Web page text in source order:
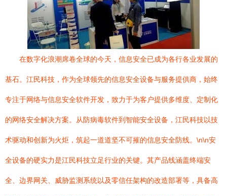
在数字化浪潮席卷全球的今天，信息安全已成为各行各业发展的
基石。江民科技，作为全球领先的信息安全设备与服务提供商，始终
专注于网络与信息安全软件开发，致力于为客户提供多维度、定制化
的网络安全解决方案。从防病毒软件到智能安全设备，江民科技以技
术驱动和创新为火炬，筑起一道道坚不可摧的信息安全防线。\n\n安
全设备的硬实力是江民科技立足行业的关键。其产品线涵盖终端安
全、边界网关、威胁监测系统以及零信任架构的改造部署等，具备高